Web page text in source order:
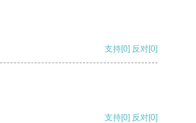
支持[0] 反对[0]
支持[0] 反对[0]